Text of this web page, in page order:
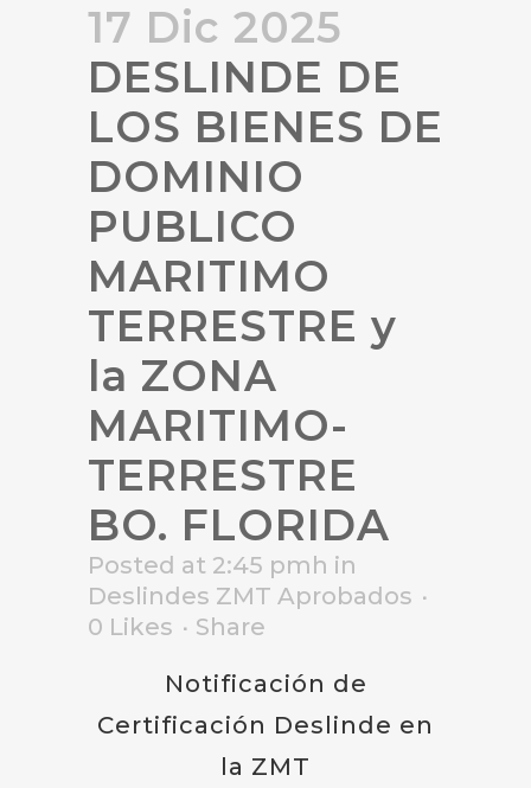
17 Dic 2025
DESLINDE DE
LOS BIENES DE
DOMINIO
PUBLICO
MARITIMO
TERRESTRE y
la ZONA
MARITIMO-
TERRESTRE
BO. FLORIDA
Posted at 2:45 pmh in
Deslindes ZMT Aprobados
0 Likes
Share
Notificación de
Certificación Deslinde en
la ZMT